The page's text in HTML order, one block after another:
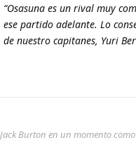
“Osasuna es un rival muy
ese partido adelante. Lo
de nuestro capitanes, Yuri
Burton en un momento como